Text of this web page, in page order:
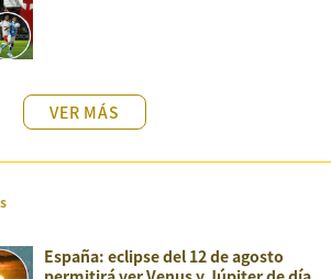
VER MÁS
España: eclipse del 12 de agosto